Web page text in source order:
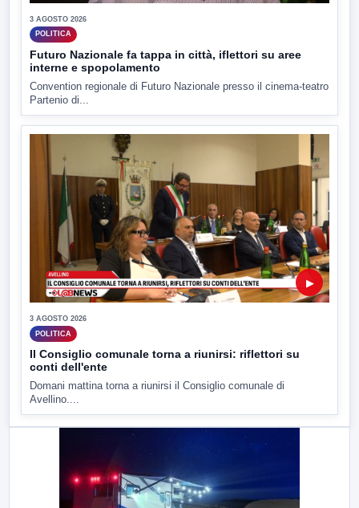
3 AGOSTO 2026
POLITICA
Futuro Nazionale fa tappa in città, iflettori su aree
interne e spopolamento
Convention regionale di Futuro Nazionale presso il cinema-teatro
Partenio di...
▶
3 AGOSTO 2026
POLITICA
Il Consiglio comunale torna a riunirsi: riflettori su
conti dell'ente
Domani mattina torna a riunirsi il Consiglio comunale di
Avellino....